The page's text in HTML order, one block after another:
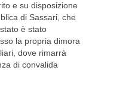
e su disposizione
di Sassari, che
è stato
la propria dimora
dove rimarrà
di convalida